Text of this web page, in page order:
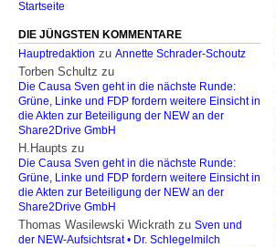
Startseite
DIE JÜNGSTEN KOMMENTARE
Hauptredaktion zu Annette Schrader-Schoutz
Torben Schultz zu
Die Causa Sven geht in die nächste Runde:
Grüne, Linke und FDP fordern weitere Einsicht in
die Akten zur Beteiligung der NEW an der
Share2Drive GmbH
H.Haupts zu
Die Causa Sven geht in die nächste Runde:
Grüne, Linke und FDP fordern weitere Einsicht in
die Akten zur Beteiligung der NEW an der
Share2Drive GmbH
Thomas Wasilewski Wickrath zu Sven und
der NEW-Aufsichtsrat • Dr. Schlegelmilch